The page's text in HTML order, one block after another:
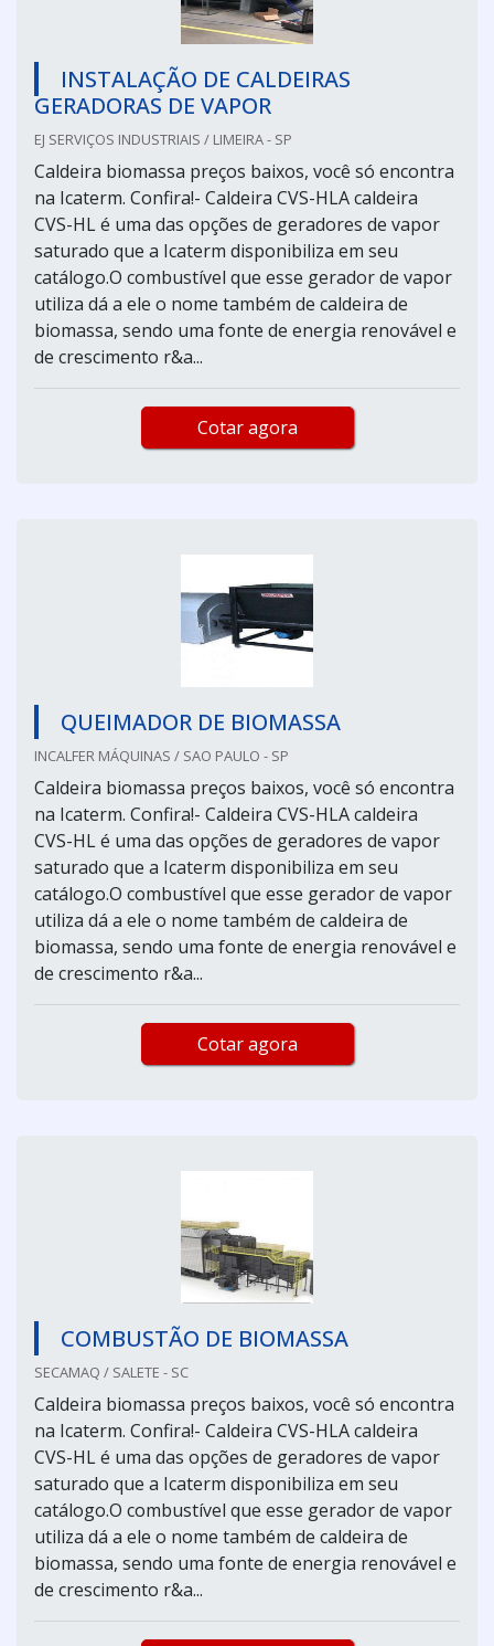
INSTALAÇÃO DE CALDEIRAS
GERADORAS DE VAPOR
EJ SERVIÇOS INDUSTRIAIS / LIMEIRA - SP
Caldeira biomassa preços baixos, você só encontra
na Icaterm. Confira!- Caldeira CVS-HLA caldeira
CVS-HL é uma das opções de geradores de vapor
saturado que a Icaterm disponibiliza em seu
catálogo.O combustível que esse gerador de vapor
utiliza dá a ele o nome também de caldeira de
biomassa, sendo uma fonte de energia renovável e
de crescimento r&a...
Cotar agora
QUEIMADOR DE BIOMASSA
INCALFER MÁQUINAS / SAO PAULO - SP
Caldeira biomassa preços baixos, você só encontra
na Icaterm. Confira!- Caldeira CVS-HLA caldeira
CVS-HL é uma das opções de geradores de vapor
saturado que a Icaterm disponibiliza em seu
catálogo.O combustível que esse gerador de vapor
utiliza dá a ele o nome também de caldeira de
biomassa, sendo uma fonte de energia renovável e
de crescimento r&a...
Cotar agora
COMBUSTÃO DE BIOMASSA
SECAMAQ / SALETE - SC
Caldeira biomassa preços baixos, você só encontra
na Icaterm. Confira!- Caldeira CVS-HLA caldeira
CVS-HL é uma das opções de geradores de vapor
saturado que a Icaterm disponibiliza em seu
catálogo.O combustível que esse gerador de vapor
utiliza dá a ele o nome também de caldeira de
biomassa, sendo uma fonte de energia renovável e
de crescimento r&a...